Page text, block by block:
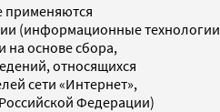
применяются
(информационные технологии
основе сбора,
относящихся
сети «Интернет»,
Федерации)